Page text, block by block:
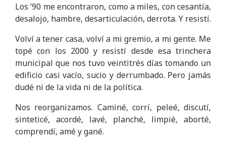
Los ’90 me encontraron, como a miles, con cesantía,
desalojo, hambre, desarticulación, derrota. Y resistí.
Volví a tener casa, volví a mi gremio, a mi gente. Me
topé con los 2000 y resistí desde esa trinchera
municipal que nos tuvo veintitrés días tomando un
edificio casi vacío, sucio y derrumbado. Pero jamás
dudé ni de la vida ni de la política.
Nos reorganizamos. Caminé, corrí, peleé, discutí,
sinteticé, acordé, lavé, planché, limpié, aborté,
comprendí, amé y gané.